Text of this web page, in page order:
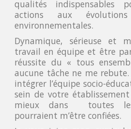
qualités indispensables
actions aux
environnementales.
Dynamique, sérieuse et
travail en équipe et être
réussite du « tous
aucune tâche ne me rebute.
intégrer l’équipe socio-
sein de votre
mieux dans toutes
pourraient m’être confiées.